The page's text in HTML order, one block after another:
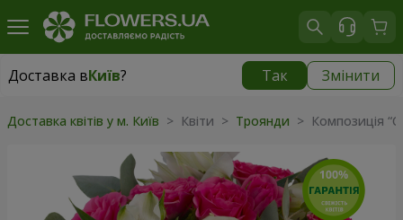
Доставка вКиїв? Так Змінити
Доставка вКиїв
Доставка квітів у м. Київ > Квіти > Троянди > Композиція